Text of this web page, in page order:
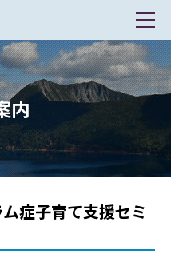
海道 発達障がい支援情報サイト
内
症子育て支援セミ